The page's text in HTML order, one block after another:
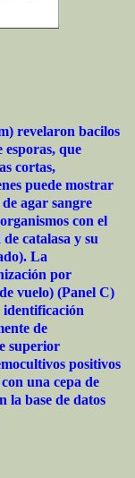
revelaron bacilos
esporas, que
cortas,
puede mostrar
agar sangre
con el
catalasa y su
La
por
vuelo) (Panel C)
identificación
de
superior
positivos
una cepa de
la base de datos